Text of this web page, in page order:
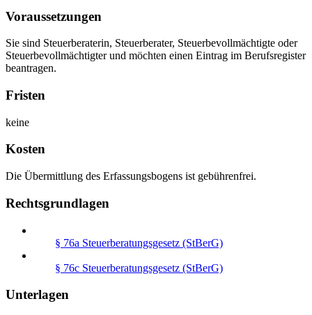
Voraussetzungen
Sie sind Steuerberaterin, Steuerberater, Steuerbevollmächtigte oder
Steuerbevollmächtigter und möchten einen Eintrag im Berufsregister
beantragen.
Fristen
keine
Kosten
Die Übermittlung des Erfassungsbogens ist gebührenfrei.
Rechtsgrundlagen
§ 76a Steuerberatungsgesetz (StBerG)
§ 76c Steuerberatungsgesetz (StBerG)
Unterlagen